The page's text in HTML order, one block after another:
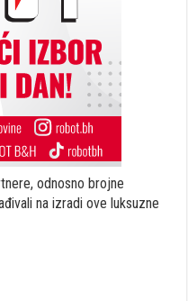
odnosno brojne
na izradi ove luksuzne